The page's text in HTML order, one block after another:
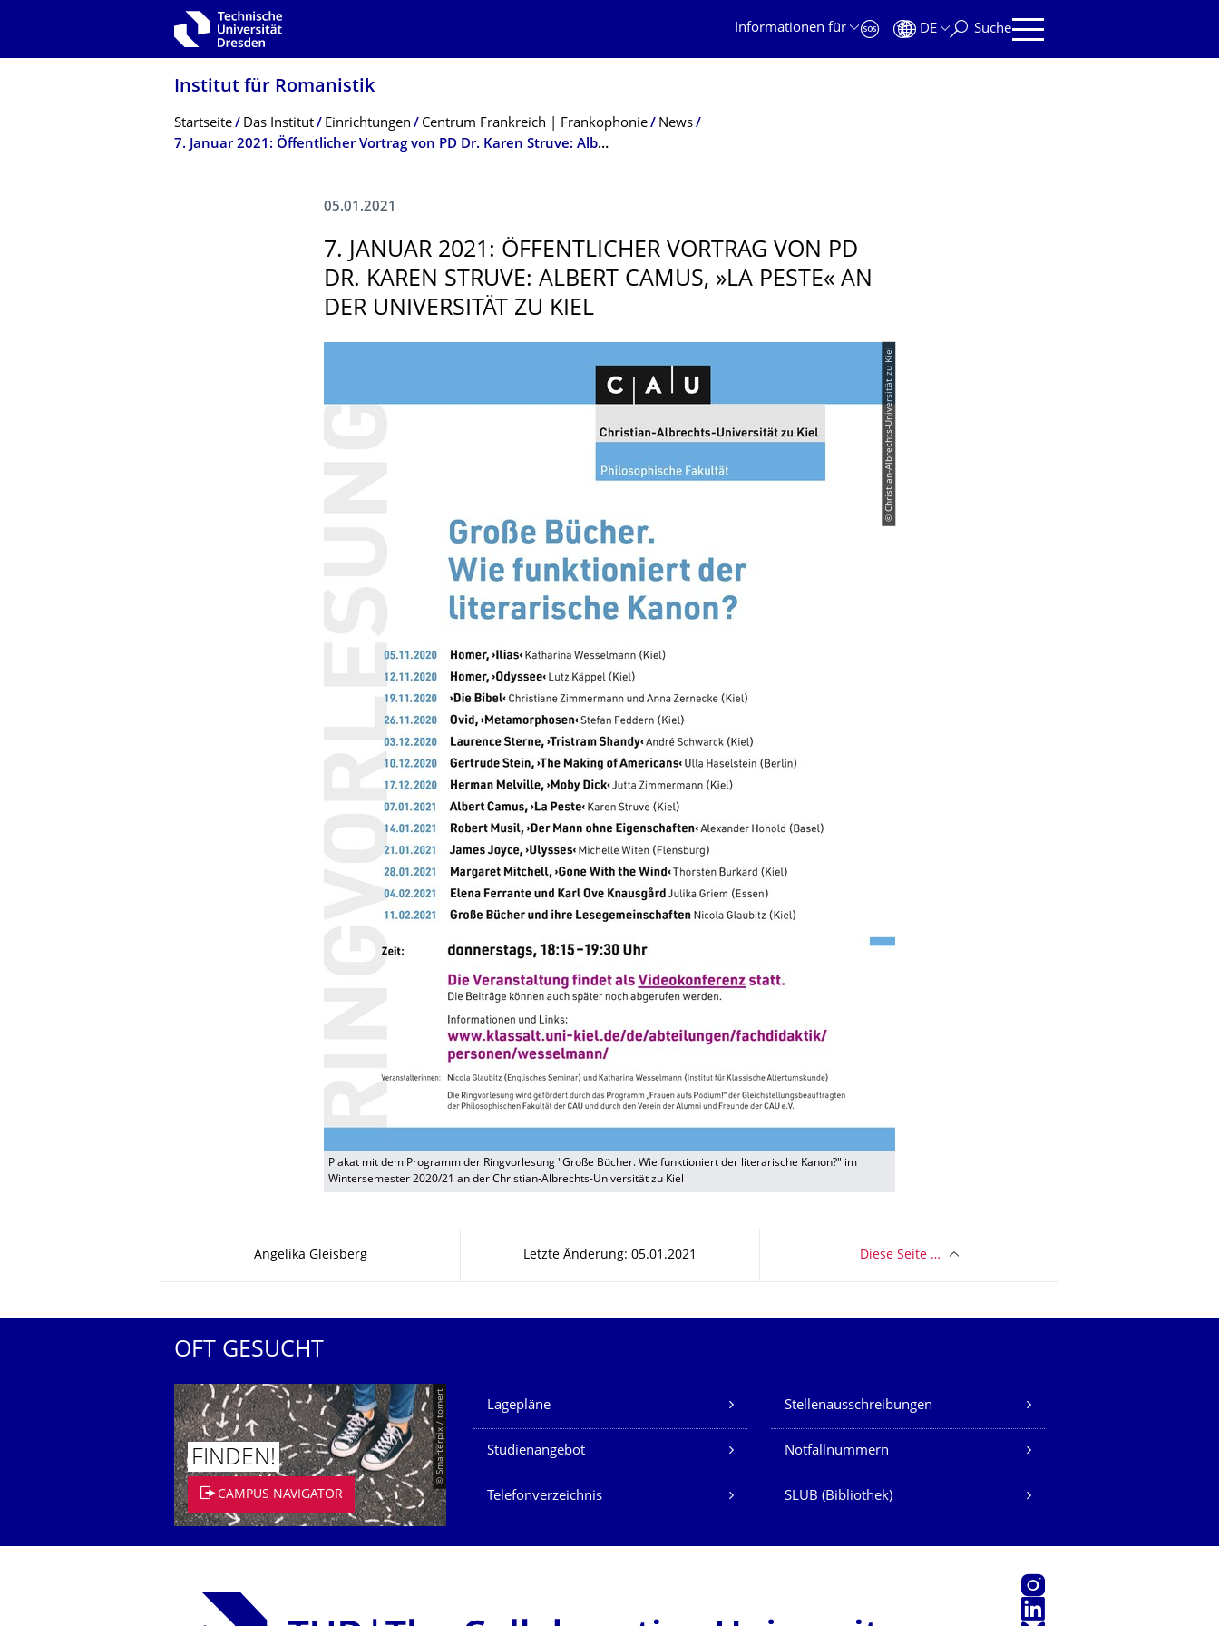
Zur Hauptnavigation springen
Informationen für
DE Suche
Institut für Romanistik
Breadcrumb-Menü
Startseite Das Institut Einrichtungen Centrum Frankreich | Frankophonie
News
7. Januar 2021: Öffentlicher Vortrag von PD Dr. Karen Struve: Albert Camus, »La peste« an der Universität zu Kiel
05.01.2021
7. JANUAR 2021: ÖFFENTLICHER VORTRAG VON PD
DR. KAREN STRUVE: ALBERT CAMUS, »LA PESTE« AN
DER UNIVERSITÄT ZU KIEL
© Christian-Albrechts-Universität zu Kiel
Plakat mit dem Programm der Ringvorlesung "Große Bücher. Wie funktioniert der literarische Kanon?" im
Wintersemester 2020/21 an der Christian-Albrechts-Universität zu Kiel
Angelika Gleisberg Letzte Änderung: 05.01.2021 Diese Seite …
OFT GESUCHT
© Smarterpix / tomert
FINDEN!
CAMPUS NAVIGATOR
Unsere Dienste
Lagepläne Stellenausschreibungen
Studienangebot Notfallnummern
Telefonverzeichnis SLUB (Bibliothek)
Instagram
LinkedIn